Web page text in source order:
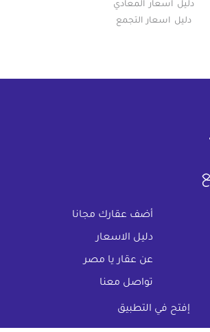
إفتح في التطبيق
دليل اسعار المعادي
دليل اسعار التجمع
أضف عقارك مجانا
دليل الاسعار
عن عقار يا مصر
تواصل معنا